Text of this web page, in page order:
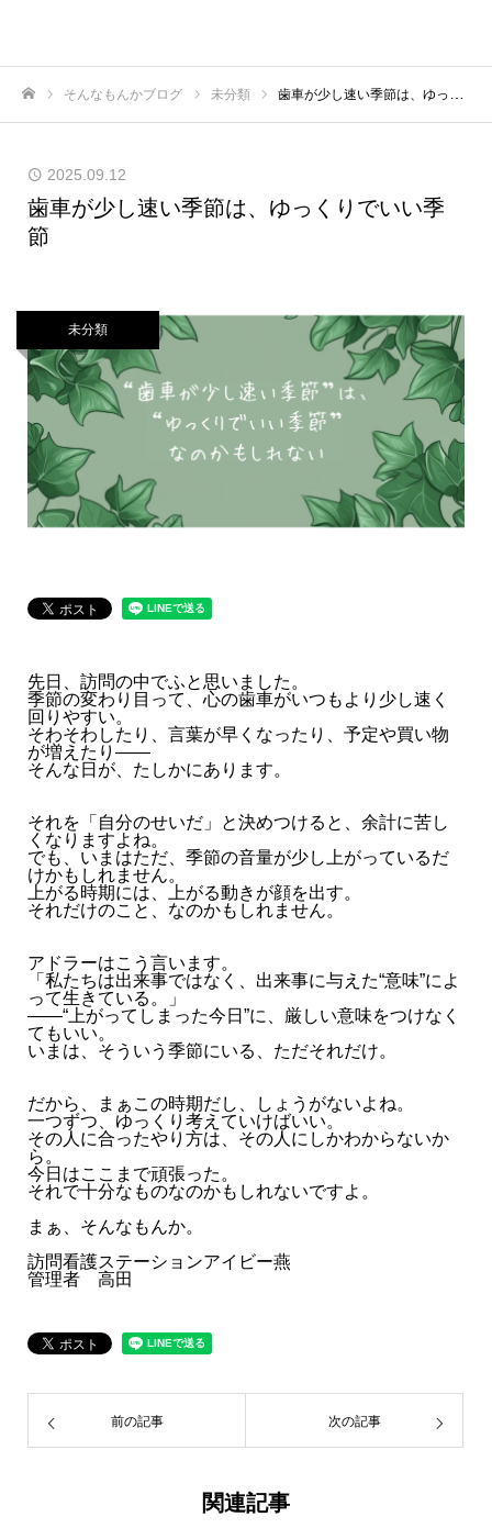
そんなもんかブログ 未分類 歯車が少し速い季節は、ゆっくりでいい季節
2025.09.12
歯車が少し速い季節は、ゆっくりでいい季
節
未分類
先日、訪問の中でふと思いました。
季節の変わり目って、心の歯車がいつもより少し速く
回りやすい。
そわそわしたり、言葉が早くなったり、予定や買い物
が増えたり――
そんな日が、たしかにあります。
それを「自分のせいだ」と決めつけると、余計に苦し
くなりますよね。
でも、いまはただ、季節の音量が少し上がっているだ
けかもしれません。
上がる時期には、上がる動きが顔を出す。
それだけのこと、なのかもしれません。
アドラーはこう言います。
「私たちは出来事ではなく、出来事に与えた“意味”によ
って生きている。」
――“上がってしまった今日”に、厳しい意味をつけなく
てもいい。
いまは、そういう季節にいる、ただそれだけ。
だから、まぁこの時期だし、しょうがないよね。
一つずつ、ゆっくり考えていけばいい。
その人に合ったやり方は、その人にしかわからないか
ら。
今日はここまで頑張った。
それで十分なものなのかもしれないですよ。
まぁ、そんなもんか。
訪問看護ステーションアイビー燕
管理者 高田
前の記事 次の記事
関連記事